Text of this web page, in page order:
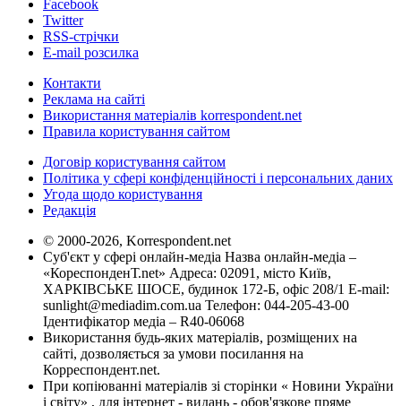
Facebook
Twitter
RSS-стрічки
E-mail розсилка
Контакти
Реклама на сайті
Використання матеріалів korrespondent.net
Правила користування сайтом
Договір користування сайтом
Політика у сфері конфіденційності і персональних даних
Угода щодо користування
Редакція
© 2000-2026, Korrespondent.net
Суб'єкт у сфері онлайн-медіа Назва онлайн-медіа –
«КореспонденТ.net» Адреса: 02091, місто Київ,
ХАРКІВСЬКЕ ШОСЕ, будинок 172-Б, офіс 208/1 E-mail:
sunlight@mediadim.com.ua Телефон: 044-205-43-00
Ідентифікатор медіа – R40-06068
Використання будь-яких матеріалів, розміщених на
сайті, дозволяється за умови посилання на
Корреспондент.net.
При копіюванні матеріалів зі сторінки « Новини України
і світу» , для інтернет - видань - обов'язкове пряме